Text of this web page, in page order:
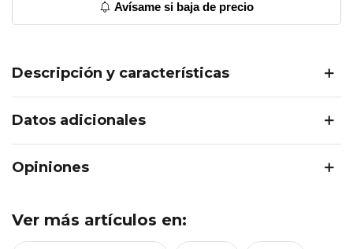
Avísame si baja de precio
Descripción y características
Datos adicionales
Opiniones
Ver más artículos en: